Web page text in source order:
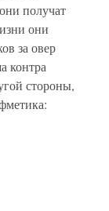
получат
они
за овер
контра
стороны,